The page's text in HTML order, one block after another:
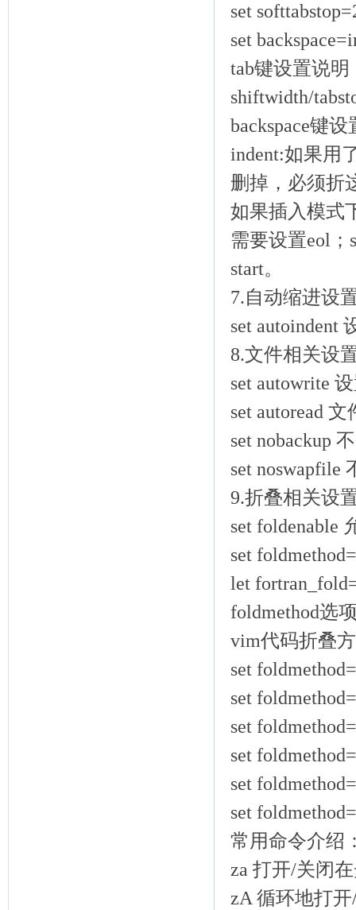
set
set
tab键设置说明
shiftwidth/
backspace键
indent:如果用
删掉，必须折
如果插入模式
需要设置eol
start。
7.自动缩进设
set autoindent
8.文件相关设
set autowrite
set autoread
set nobackup
set noswapfile
9.折叠相关设
set foldenable
set
let
foldmethod选
vim代码折叠
set
set
set
set
set
set
常用命令介绍
za 打开/关闭
zA 循环地打